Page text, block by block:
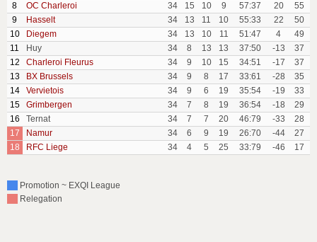
8
OC Charleroi 34 15 10 9 57:37 20
55
9
Hasselt 34 13 11 10 55:33 22
50
10
Diegem 34 13 10 11 51:47 4
49
11
Huy 34 8 13 13 37:50 -13
37
12
Charleroi Fleurus 34 9 10 15 34:51 -17
37
13
BX Brussels 34 9 8 17 33:61 -28
35
14
Vervietois 34 9 6 19 35:54 -19
33
15
Grimbergen 34 7 8 19 36:54 -18
29
16
Ternat 34 7 7 20 46:79 -33
28
17
Namur 34 6 9 19 26:70 -44
27
18
RFC Liege 34 4 5 25 33:79 -46 17
Promotion ~ EXQI League
Relegation